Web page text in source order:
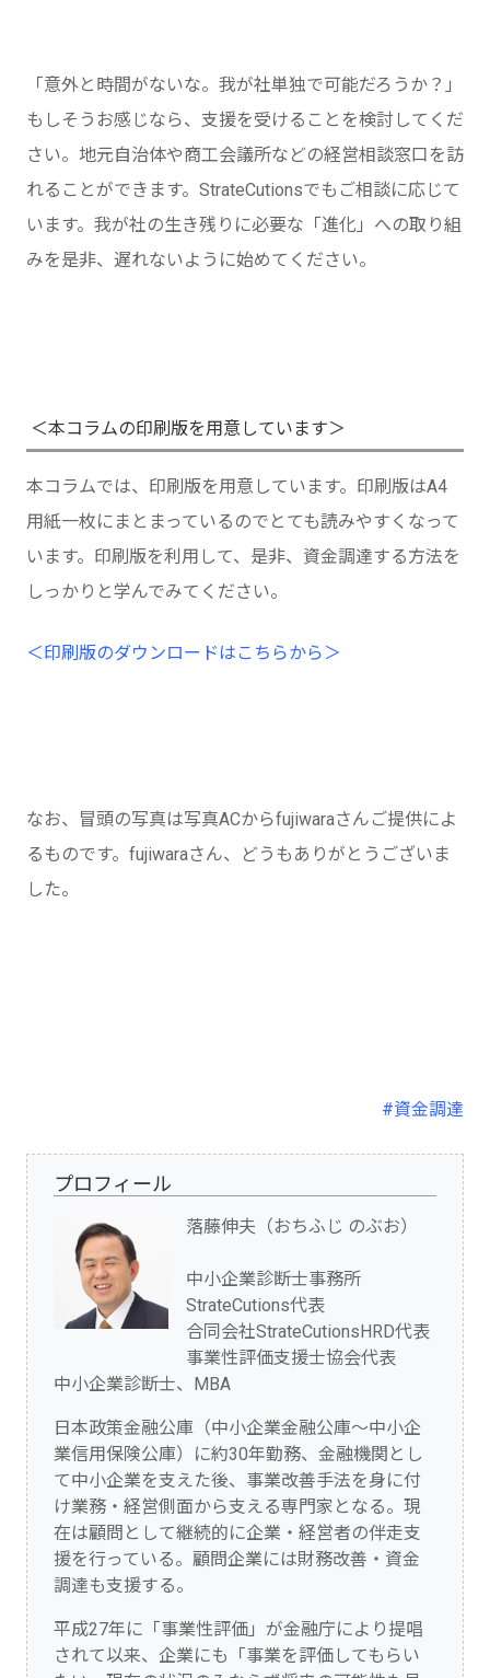
「意外と時間がないな。我が社単独で可能だろうか？」
もしそうお感じなら、支援を受けることを検討してくだ
さい。地元自治体や商工会議所などの経営相談窓口を訪
れることができます。StrateCutionsでもご相談に応じて
います。我が社の生き残りに必要な「進化」への取り組
みを是非、遅れないように始めてください。
＜本コラムの印刷版を用意しています＞
本コラムでは、印刷版を用意しています。印刷版はA4
用紙一枚にまとまっているのでとても読みやすくなって
います。印刷版を利用して、是非、資金調達する方法を
しっかりと学んでみてください。
＜印刷版のダウンロードはこちらから＞
なお、冒頭の写真は写真ACからfujiwaraさんご提供によ
るものです。fujiwaraさん、どうもありがとうございま
した。
#資金調達
プロフィール
落藤伸夫（おちふじ のぶお）
中小企業診断士事務所
StrateCutions代表
合同会社StrateCutionsHRD代表
事業性評価支援士協会代表
中小企業診断士、MBA
日本政策金融公庫（中小企業金融公庫～中小企
業信用保険公庫）に約30年勤務、金融機関とし
て中小企業を支えた後、事業改善手法を身に付
け業務・経営側面から支える専門家となる。現
在は顧問として継続的に企業・経営者の伴走支
援を行っている。顧問企業には財務改善・資金
調達も支援する。
平成27年に「事業性評価」が金融庁により提唱
されて以来、企業にも「事業を評価してもらい